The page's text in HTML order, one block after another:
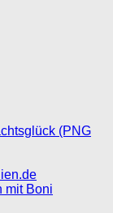
(PNG
mit Boni